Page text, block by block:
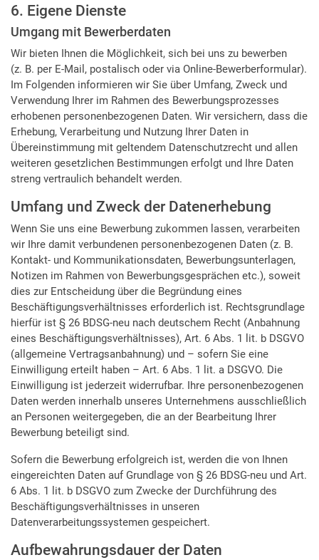
6. Eigene Dienste
Umgang mit Bewerberdaten
Wir bieten Ihnen die Möglichkeit, sich bei uns zu bewerben
(z. B. per E-Mail, postalisch oder via Online-Bewerberformular).
Im Folgenden informieren wir Sie über Umfang, Zweck und
Verwendung Ihrer im Rahmen des Bewerbungsprozesses
erhobenen personenbezogenen Daten. Wir versichern, dass die
Erhebung, Verarbeitung und Nutzung Ihrer Daten in
Übereinstimmung mit geltendem Datenschutzrecht und allen
weiteren gesetzlichen Bestimmungen erfolgt und Ihre Daten
streng vertraulich behandelt werden.
Umfang und Zweck der Datenerhebung
Wenn Sie uns eine Bewerbung zukommen lassen, verarbeiten
wir Ihre damit verbundenen personenbezogenen Daten (z. B.
Kontakt- und Kommunikationsdaten, Bewerbungsunterlagen,
Notizen im Rahmen von Bewerbungsgesprächen etc.), soweit
dies zur Entscheidung über die Begründung eines
Beschäftigungsverhältnisses erforderlich ist. Rechtsgrundlage
hierfür ist § 26 BDSG-neu nach deutschem Recht (Anbahnung
eines Beschäftigungsverhältnisses), Art. 6 Abs. 1 lit. b DSGVO
(allgemeine Vertragsanbahnung) und – sofern Sie eine
Einwilligung erteilt haben – Art. 6 Abs. 1 lit. a DSGVO. Die
Einwilligung ist jederzeit widerrufbar. Ihre personenbezogenen
Daten werden innerhalb unseres Unternehmens ausschließlich
an Personen weitergegeben, die an der Bearbeitung Ihrer
Bewerbung beteiligt sind.
Sofern die Bewerbung erfolgreich ist, werden die von Ihnen
eingereichten Daten auf Grundlage von § 26 BDSG-neu und Art.
6 Abs. 1 lit. b DSGVO zum Zwecke der Durchführung des
Beschäftigungsverhältnisses in unseren
Datenverarbeitungssystemen gespeichert.
Aufbewahrungsdauer der Daten